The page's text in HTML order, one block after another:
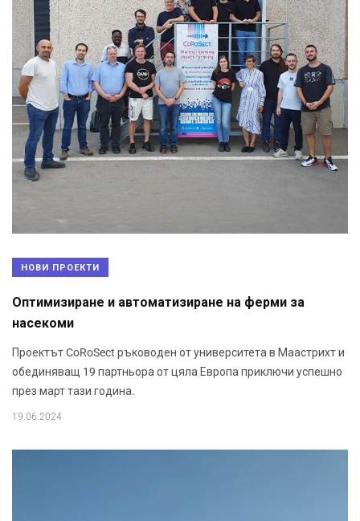
НОВИ ПРОЕКТИ
Оптимизиране и автоматизиране на ферми за
насекоми
Проектът CoRoSect ръководен от университета в Маастрихт и
обединяващ 19 партньора от цяла Европа приключи успешно
през март тази година.
19.06.2024